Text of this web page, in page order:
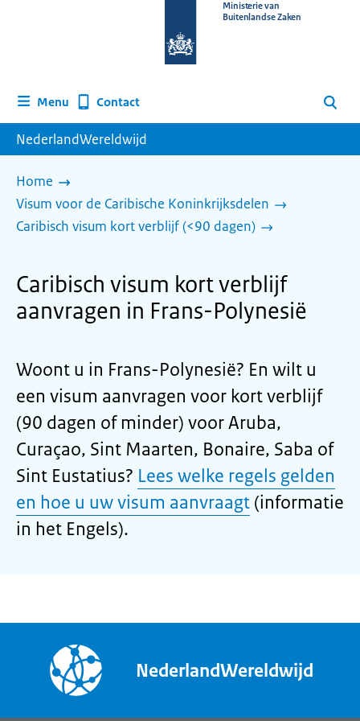
homepage
Ministerie van
Buitenlandse Zaken
Menu Contact Zoeken
NederlandWereldwijd
Home
Visum voor de Caribische Koninkrijksdelen
Caribisch visum kort verblijf (<90 dagen)
Caribisch visum kort verblijf
aanvragen in Frans-Polynesië
Woont u in Frans-Polynesië? En wilt u
een visum aanvragen voor kort verblijf
(90 dagen of minder) voor Aruba,
Curaçao, Sint Maarten, Bonaire, Saba of
Sint Eustatius? Lees welke regels gelden
en hoe u uw visum aanvraagt (informatie
in het Engels).
NederlandWereldwijd